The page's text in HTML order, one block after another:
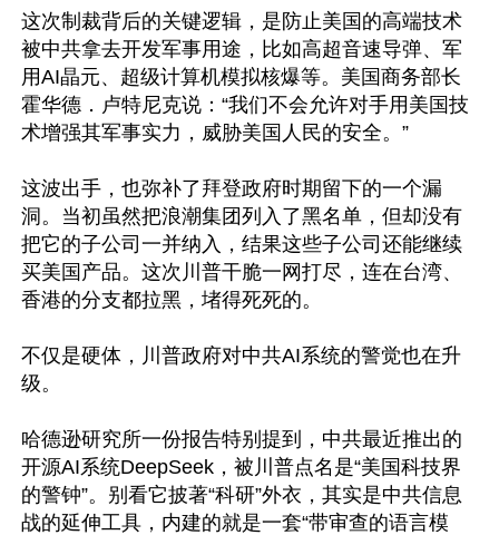
这次制裁背后的关键逻辑，是防止美国的高端技术
被中共拿去开发军事用途，比如高超音速导弹、军
用AI晶元、超级计算机模拟核爆等。美国商务部长
霍华德．卢特尼克说：“我们不会允许对手用美国技
术增强其军事实力，威胁美国人民的安全。”​
这波出手，也弥补了拜登政府时期留下的一个漏
洞。当初虽然把浪潮集团列入了黑名单，但却没有
把它的子公司一并纳入，结果这些子公司还能继续
买美国产品。这次川普干脆一网打尽，连在台湾、
香港的分支都拉黑，堵得死死的。
不仅是硬体，川普政府对中共AI系统的警觉也在升
级。
哈德逊研究所一份报告特别提到，中共最近推出的
开源AI系统DeepSeek，被川普点名是“美国科技界
的警钟”。别看它披著“科研”外衣，其实是中共信息
战的延伸工具，内建的就是一套“带审查的语言模